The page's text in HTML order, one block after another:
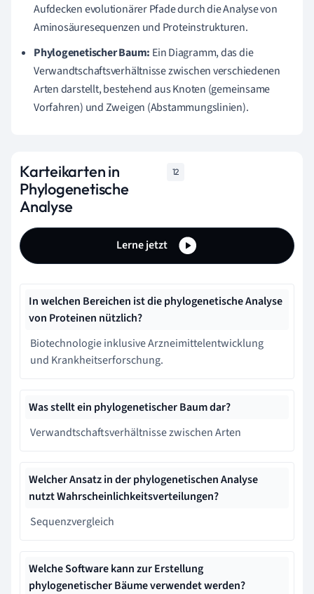
Aufdecken evolutionärer Pfade durch die Analyse von
Aminosäuresequenzen und Proteinstrukturen.
Phylogenetischer Baum: Ein Diagramm, das die
Verwandtschaftsverhältnisse zwischen verschiedenen
Arten darstellt, bestehend aus Knoten (gemeinsame
Vorfahren) und Zweigen (Abstammungslinien).
Karteikarten in
Phylogenetische
Analyse
12
Lerne jetzt
In welchen Bereichen ist die phylogenetische Analyse
von Proteinen nützlich?
Biotechnologie inklusive Arzneimittelentwicklung
und Krankheitserforschung.
Was stellt ein phylogenetischer Baum dar?
Verwandtschaftsverhältnisse zwischen Arten
Welcher Ansatz in der phylogenetischen Analyse
nutzt Wahrscheinlichkeitsverteilungen?
Sequenzvergleich
Welche Software kann zur Erstellung
phylogenetischer Bäume verwendet werden?